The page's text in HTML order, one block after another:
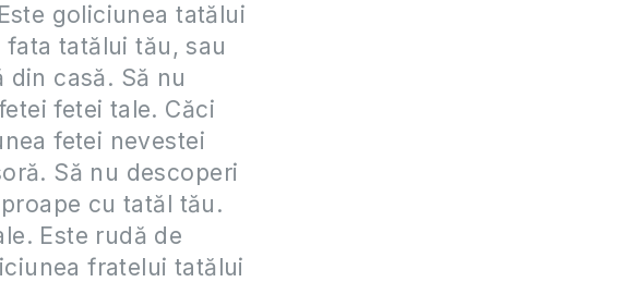
goliciunea tatălui
tatălui tău, sau
casă. Să nu
fetei tale. Căci
fetei nevestei
Să nu descoperi
cu tatăl tău.
Este rudă de
fratelui tatălui